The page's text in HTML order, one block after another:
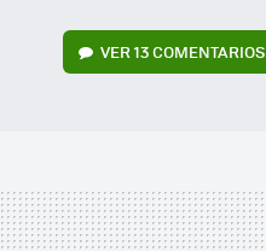
VER13 COMENTARIOS